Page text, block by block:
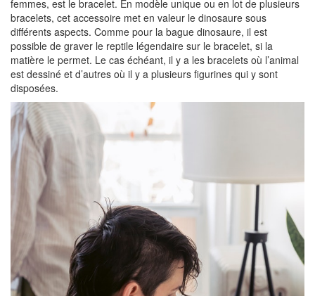
femmes, est le bracelet. En modèle unique ou en lot de plusieurs
bracelets, cet accessoire met en valeur le dinosaure sous
différents aspects. Comme pour la bague dinosaure, il est
possible de graver le reptile légendaire sur le bracelet, si la
matière le permet. Le cas échéant, il y a les bracelets où l’animal
est dessiné et d’autres où il y a plusieurs figurines qui y sont
disposées.